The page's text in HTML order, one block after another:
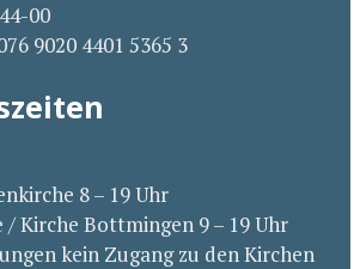
00
9020 4401 5365 3
8 – 19 Uhr
/ Kirche Bottmingen 9 – 19 Uhr
kein Zugang zu den Kirchen